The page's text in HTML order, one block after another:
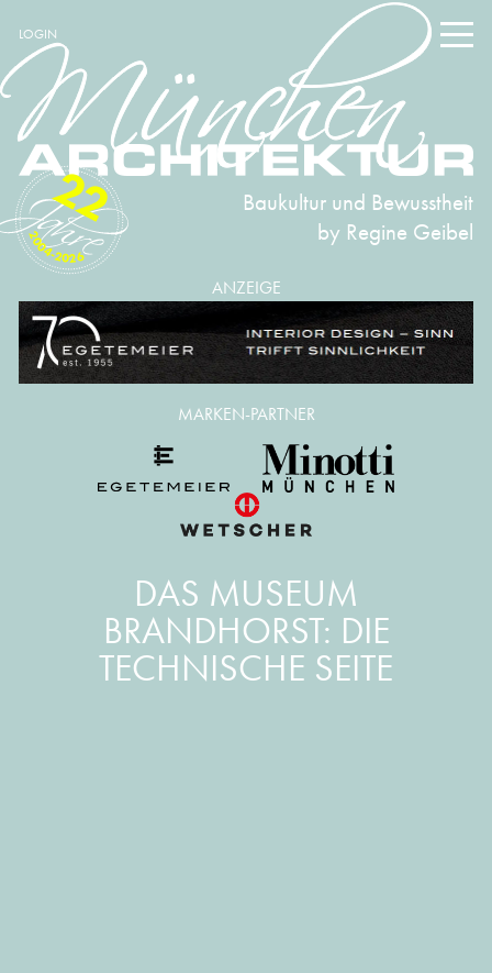
LOGIN
Baukultur und Bewusstheit
by Regine Geibel
2004-2026
22
ANZEIGE
DAS MUSEUM
BRANDHORST: DIE
TECHNISCHE SEITE